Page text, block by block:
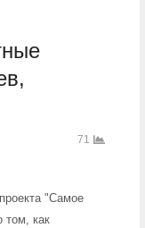
71
"Самое
том, как